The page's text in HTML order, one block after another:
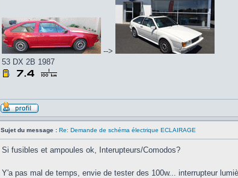
-->
53 DX 2B 1987
Sujet du message : Re: Demande de schéma électrique ECLAIRAGE
Si fusibles et ampoules ok, Interupteurs/Comodos?
Y'a pas mal de temps, envie de tester des 100w... interrupteur